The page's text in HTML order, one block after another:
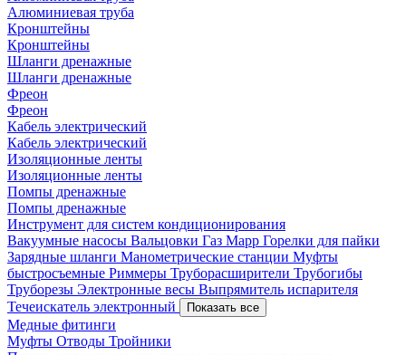
Алюминиевая труба
Кронштейны
Кронштейны
Шланги дренажные
Шланги дренажные
Фреон
Фреон
Кабель электрический
Кабель электрический
Изоляционные ленты
Изоляционные ленты
Помпы дренажные
Помпы дренажные
Инструмент для систем кондиционирования
Вакуумные насосы Вальцовки Газ Mapp Горелки для пайки
Зарядные шланги Манометрические станции Муфты
быстросъемные Риммеры Труборасширители Трубогибы
Труборезы Электронные весы Выпрямитель испарителя
Течеискатель электронный
Показать все
Медные фитинги
Муфты Отводы Тройники